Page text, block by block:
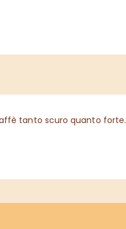
tanto scuro quanto forte.